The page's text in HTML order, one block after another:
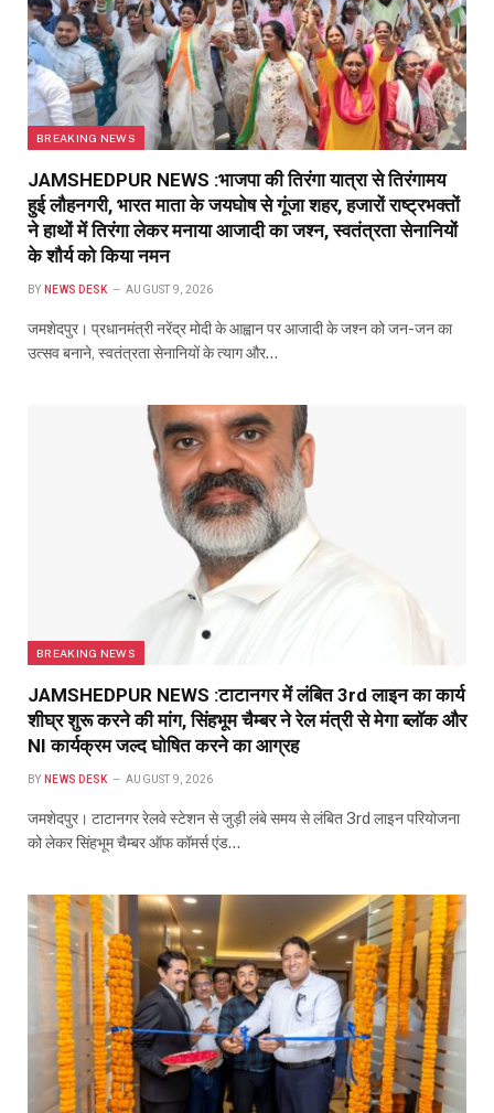
BREAKING NEWS
JAMSHEDPUR NEWS :भाजपा की तिरंगा यात्रा से तिरंगामय
हुई लौहनगरी, भारत माता के जयघोष से गूंजा शहर, हजारों राष्ट्रभक्तों
ने हाथों में तिरंगा लेकर मनाया आजादी का जश्न, स्वतंत्रता सेनानियों
के शौर्य को किया नमन
BY NEWS DESK AUGUST 9, 2026
जमशेदपुर। प्रधानमंत्री नरेंद्र मोदी के आह्वान पर आजादी के जश्न को जन-जन का
उत्सव बनाने, स्वतंत्रता सेनानियों के त्याग और…
BREAKING NEWS
JAMSHEDPUR NEWS :टाटानगर में लंबित 3rd लाइन का कार्य
शीघ्र शुरू करने की मांग, सिंहभूम चैम्बर ने रेल मंत्री से मेगा ब्लॉक और
NI कार्यक्रम जल्द घोषित करने का आग्रह
BY NEWS DESK AUGUST 9, 2026
जमशेदपुर। टाटानगर रेलवे स्टेशन से जुड़ी लंबे समय से लंबित 3rd लाइन परियोजना
को लेकर सिंहभूम चैम्बर ऑफ कॉमर्स एंड…